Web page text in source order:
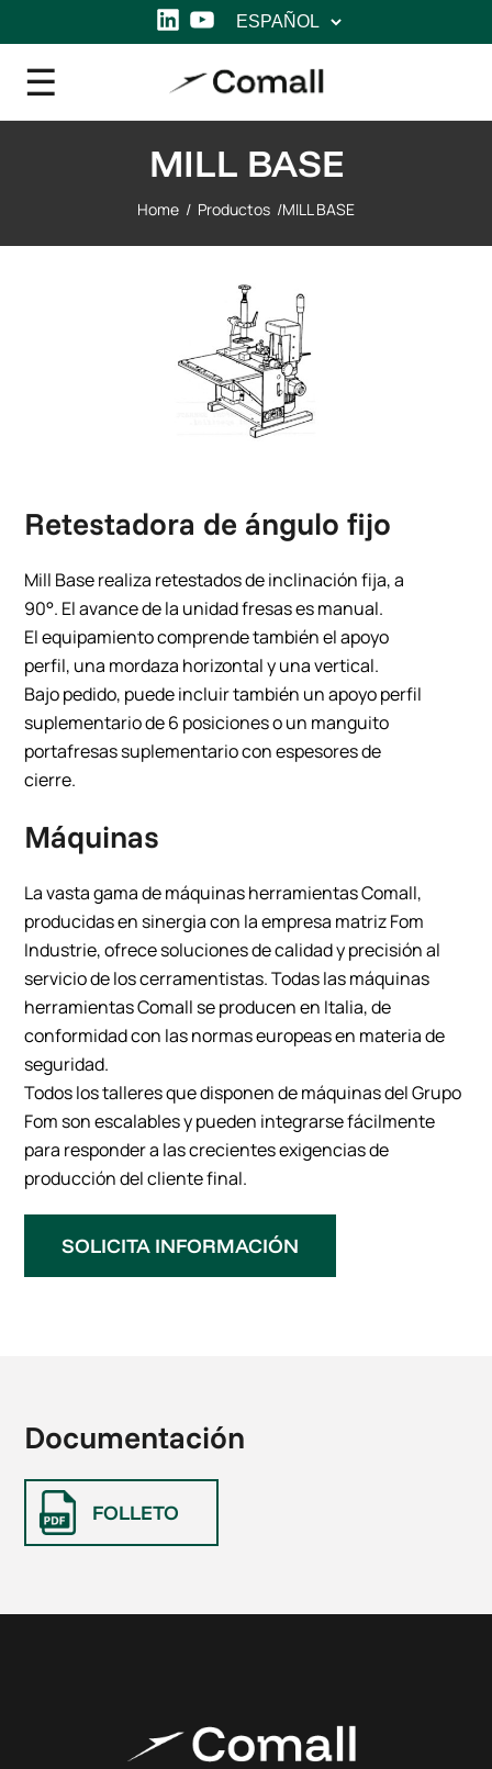
LinkedIn
YouTube
Elegir
un
idioma
MILL BASE
Home / Productos /MILL BASE
Retestadora de ángulo fijo
Mill Base realiza retestados de inclinación fija, a
90°. El avance de la unidad fresas es manual.
El equipamiento comprende también el apoyo
perfil, una mordaza horizontal y una vertical.
Bajo pedido, puede incluir también un apoyo perfil
suplementario de 6 posiciones o un manguito
portafresas suplementario con espesores de
cierre.
Máquinas
La vasta gama de máquinas herramientas Comall,
producidas en sinergia con la empresa matriz Fom
Industrie, ofrece soluciones de calidad y precisión al
servicio de los cerramentistas. Todas las máquinas
herramientas Comall se producen en Italia, de
conformidad con las normas europeas en materia de
seguridad.
Todos los talleres que disponen de máquinas del Grupo
Fom son escalables y pueden integrarse fácilmente
para responder a las crecientes exigencias de
producción del cliente final.
SOLICITA INFORMACIÓN
Documentación
FOLLETO